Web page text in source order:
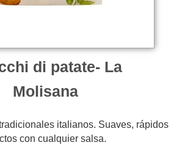
di patate- La
Molisana
italianos. Suaves, rápidos
con cualquier salsa.